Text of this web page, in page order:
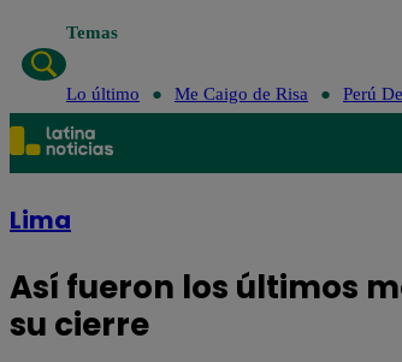
Temas
Lo último Me Caigo de Risa Perú
Lima
Así fueron los últimos
su cierre